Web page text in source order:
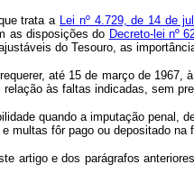
trata a Lei nº 4.729, de 14 de
as disposições do Decreto-lei nº
do Tesouro, as
até 15 de março de 1967, à
às faltas indicadas, sem
quando a imputação penal,
multas fôr pago ou depositado na
e dos parágrafos anteriores